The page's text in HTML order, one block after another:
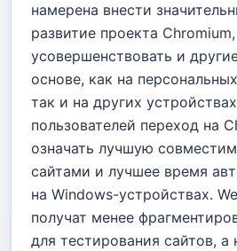
намерена внести
развитие проекта
усовершенствовать и
основе, как на
так и на других
пользователей переход на
означать лучшую
сайтами и лучшее время
на Windows-устройствах.
получат менее
для тестирования сайтов, а